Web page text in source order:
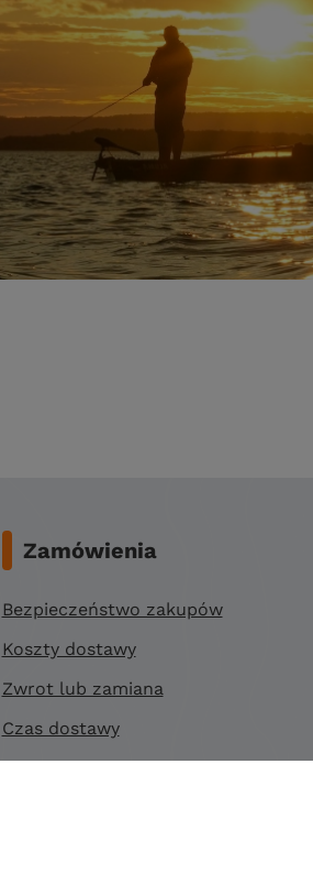
Zamówienia
Bezpieczeństwo zakupów
Koszty dostawy
Zwrot lub zamiana
Czas dostawy
Sposoby płatności